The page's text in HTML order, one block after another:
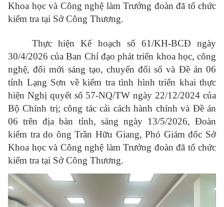
Khoa học và Công nghệ làm Trưởng đoàn đã tổ chức
kiểm tra tại Sở Công Thương.
Thực hiện Kế hoạch số 61/KH-BCĐ ngày
30/4/2026 của Ban Chỉ đạo phát triển khoa học, công
nghệ, đổi mới sáng tạo, chuyển đổi số và Đề án 06
tỉnh Lạng Sơn về kiểm tra tình hình triển khai thực
hiện Nghị quyết số 57-NQ/TW ngày 22/12/2024 của
Bộ Chính trị; công tác cải cách hành chính và Đề án
06 trên địa bàn tỉnh, sáng ngày 13/5/2026, Đoàn
kiểm tra do ông Trần Hữu Giang, Phó Giám đốc Sở
Khoa học và Công nghệ làm Trưởng đoàn đã tổ chức
kiểm tra tại Sở Công Thương.